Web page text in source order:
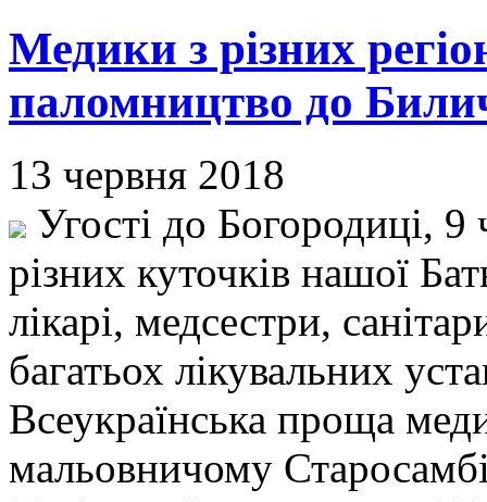
Медики з різних
паломництво до
13 червня 2018
Угості до Богородиці,
різних куточків нашої
лікарі, медсестри,
багатьох лікувальних
Всеукраїнська проща
мальовничому